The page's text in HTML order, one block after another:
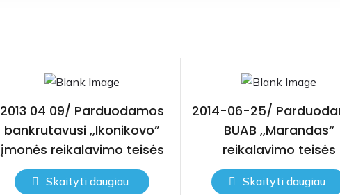
2013 04 09/ Parduodamos
bankrutavusi ,,Ikonikovo”
įmonės reikalavimo teisės
Skaityti daugiau
2014-06-25/
BUAB ,,Marandas“
reikalavimo teisės
Skaityti daugiau